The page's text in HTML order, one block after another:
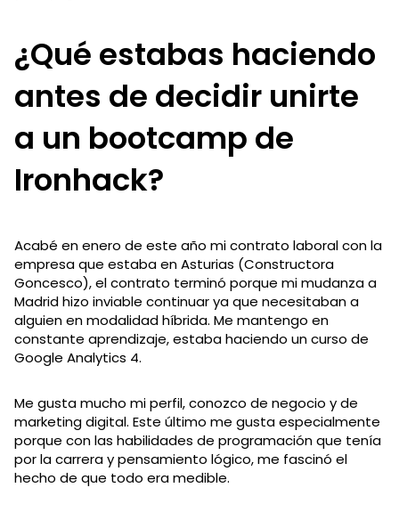
¿Qué estabas haciendo
antes de decidir unirte
a un bootcamp de
Ironhack?
Acabé en enero de este año mi contrato laboral con la
empresa que estaba en Asturias (Constructora
Goncesco), el contrato terminó porque mi mudanza a
Madrid hizo inviable continuar ya que necesitaban a
alguien en modalidad híbrida. Me mantengo en
constante aprendizaje, estaba haciendo un curso de
Google Analytics 4.
Me gusta mucho mi perfil, conozco de negocio y de
marketing digital. Este último me gusta especialmente
porque con las habilidades de programación que tenía
por la carrera y pensamiento lógico, me fascinó el
hecho de que todo era medible.